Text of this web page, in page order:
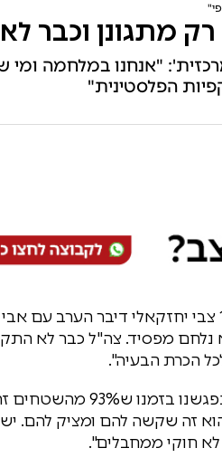
מתגונן וכבר
"אנחנו במלחמה
הפלסטינית"
הפרשן הצבאי וראש הדסק הערבי בחדשות 13 צבי
מפסיד. צה"ל כבר לא
הכרת הבעיה".
יחזקאלי חשף כי "ערפאת
זה שקשה להם ומציק להם.
חוקי ממחבלים".